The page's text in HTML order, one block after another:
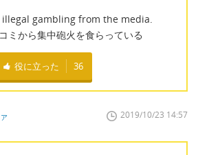
gambling from the media.
ミから集中砲火を食らっている
役に立った 36
2019/10/23 14:57